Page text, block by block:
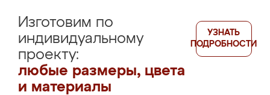
Изготовим по
индивидуальному
проекту:
любые размеры, цвета
и материалы
УЗНАТЬ
ПОДРОБНОСТИ